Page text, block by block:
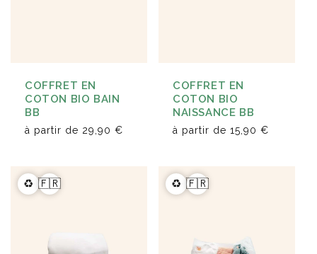
COFFRET EN
COTON BIO BAIN
BB
à partir de 29,90 €
COFFRET EN
COTON BIO
NAISSANCE BB
à partir de 15,90 €
♻️ 🇫🇷 ♻️ 🇫🇷